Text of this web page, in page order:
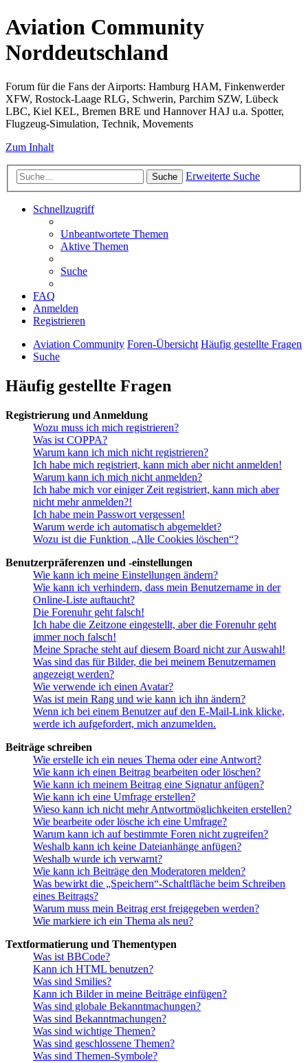
Aviation Community
Norddeutschland
Forum für die Fans der Airports: Hamburg HAM, Finkenwerder
XFW, Rostock-Laage RLG, Schwerin, Parchim SZW, Lübeck
LBC, Kiel KEL, Bremen BRE und Hannover HAJ u.a. Spotter,
Flugzeug-Simulation, Technik, Movements
Zum Inhalt
Suche Erweiterte Suche
Schnellzugriff
Unbeantwortete Themen
Aktive Themen
Suche
FAQ
Anmelden
Registrieren
Aviation Community Foren-Übersicht Häufig gestellte Fragen
Suche
Häufig gestellte Fragen
Registrierung und Anmeldung
Wozu muss ich mich registrieren?
Was ist COPPA?
Warum kann ich mich nicht registrieren?
Ich habe mich registriert, kann mich aber nicht anmelden!
Warum kann ich mich nicht anmelden?
Ich habe mich vor einiger Zeit registriert, kann mich aber
nicht mehr anmelden?!
Ich habe mein Passwort vergessen!
Warum werde ich automatisch abgemeldet?
Wozu ist die Funktion „Alle Cookies löschen“?
Benutzerpräferenzen und -einstellungen
Wie kann ich meine Einstellungen ändern?
Wie kann ich verhindern, dass mein Benutzername in der
Online-Liste auftaucht?
Die Forenuhr geht falsch!
Ich habe die Zeitzone eingestellt, aber die Forenuhr geht
immer noch falsch!
Meine Sprache steht auf diesem Board nicht zur Auswahl!
Was sind das für Bilder, die bei meinem Benutzernamen
angezeigt werden?
Wie verwende ich einen Avatar?
Was ist mein Rang und wie kann ich ihn ändern?
Wenn ich bei einem Benutzer auf den E-Mail-Link klicke,
werde ich aufgefordert, mich anzumelden.
Beiträge schreiben
Wie erstelle ich ein neues Thema oder eine Antwort?
Wie kann ich einen Beitrag bearbeiten oder löschen?
Wie kann ich meinem Beitrag eine Signatur anfügen?
Wie kann ich eine Umfrage erstellen?
Wieso kann ich nicht mehr Antwortmöglichkeiten erstellen?
Wie bearbeite oder lösche ich eine Umfrage?
Warum kann ich auf bestimmte Foren nicht zugreifen?
Weshalb kann ich keine Dateianhänge anfügen?
Weshalb wurde ich verwarnt?
Wie kann ich Beiträge den Moderatoren melden?
Was bewirkt die „Speichern“-Schaltfläche beim Schreiben
eines Beitrags?
Warum muss mein Beitrag erst freigegeben werden?
Wie markiere ich ein Thema als neu?
Textformatierung und Thementypen
Was ist BBCode?
Kann ich HTML benutzen?
Was sind Smilies?
Kann ich Bilder in meine Beiträge einfügen?
Was sind globale Bekanntmachungen?
Was sind Bekanntmachungen?
Was sind wichtige Themen?
Was sind geschlossene Themen?
Was sind Themen-Symbole?